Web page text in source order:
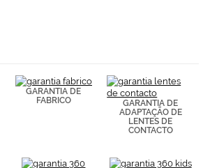
GARANTIA DE
FABRICO
GARANTIA DE
ADAPTAÇÃO DE
LENTES DE
CONTACTO